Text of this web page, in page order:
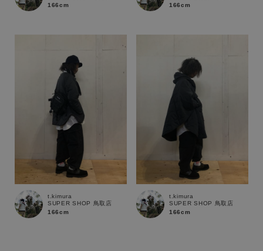
この条件で絞り込む
166cm
166cm
t.kimura
SUPER SHOP 鳥取店
166cm
t.kimura
SUPER SHOP 鳥取店
166cm